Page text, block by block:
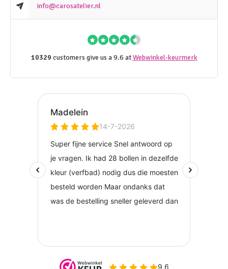
info@carosatelier.nl
10329 customers give us a 9.6 atWebwinkel-keurmerk